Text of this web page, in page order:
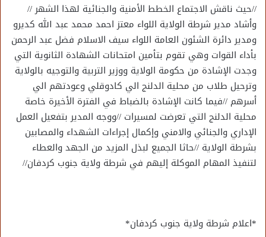
//حيث ناقش الاجتماع الخطط الأمنية والجنائية لهذا الشهر //
وأشاد مدير شرطة الولاية اللواء معتز احمد محمد عبد الله كديرو
ومدير دائرة الشئون العامة اللواء سيف الاسلام فضل عبد الرحمن
بأداء القوات وهي تقوم بتأمين امتحانات الشهادة الثانوية التي
وجدت الإشادة من حكومة الولاية ووزير التربية والتوجيه بالولاية
وترحيل طلاب من محلية الدلنج الي كادوقلي وعودتهم الي
أسرهم //فيما كانت الإشادة بالضباط في الفترة الأخيرة خاصة
محلية الدلنج التي تعرضت لمسيرات //ووجه المدير بتفعيل العمل
الإداري والجنائي والامني وإكمال إجراءات الشهداء والمصابين
بشرطة الولاية //حاثا الجميع لبذل المزيد من الجهد والعطاء
لتنفيذ المهام الموكلة إليهم في شرطة ولاية جنوب كردفان//
*اعلام شرطة ولاية جنوب كردفان*